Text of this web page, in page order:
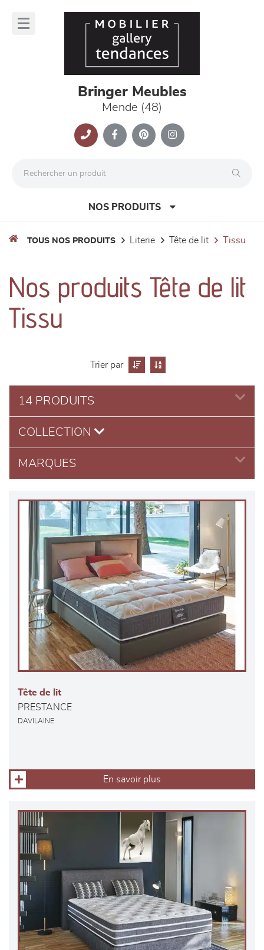
Bringer Meubles
Mende (48)
NOS PRODUITS
séjours
meubles de complément
chambres et dressing
literie
décoration
TOUS NOS PRODUITS literie tête de lit tissu
Nos produits Tête de lit
Tissu
Trier par
14 PRODUITS
COLLECTION
MARQUES
Tête de lit
PRESTANCE
DAVILAINE
En savoir plus